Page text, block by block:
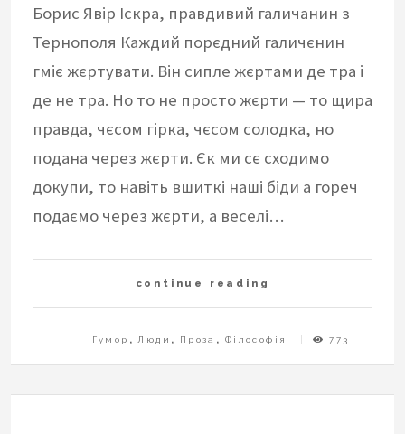
Борис Явір Іскра, правдивий галичанин з
Тернополя Каждий порєдний галичєнин
гміє жєртувати. Він сипле жєртами де тра і
де не тра. Но то не просто жєрти — то щира
правда, чєсом гірка, чєсом солодка, но
подана через жєрти. Єк ми сє сходимо
докупи, то навіть вшиткі наші біди а гореч
подаємо через жєрти, а веселі…
continue reading
Гумор , Люди , Проза , Філософія 773